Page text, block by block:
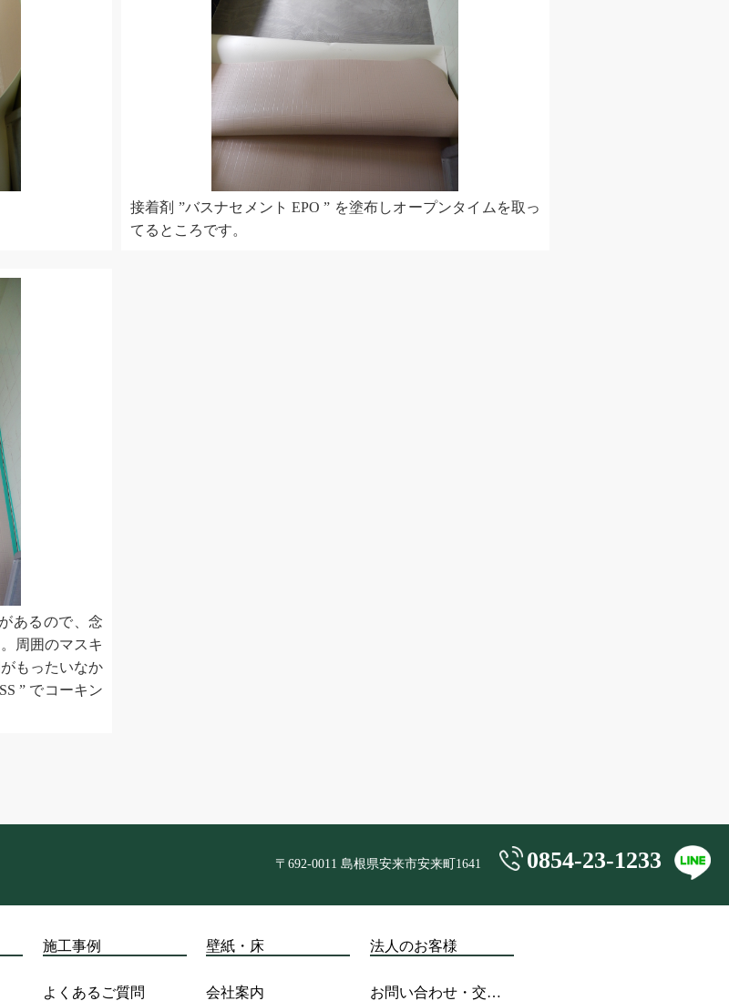
接着剤 ”バスナセメント EPO ” を塗布しオープンタイムを取っ
てるところです。
あるので、念
周囲のマスキ
もったいなか
” でコーキン
〒692-0011 島根県安来市安来町1641 0854-23-1233
施工事例 壁紙・床 法人のお客様
よくあるご質問 会社案内 お問い合わせ・交通アクセス